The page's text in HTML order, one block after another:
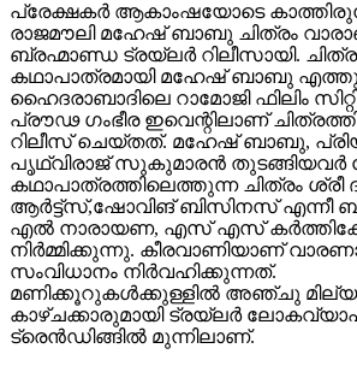
പ്രേക്ഷകർ ആകാംഷയോടെ
രാജമൗലി മഹേഷ് ബാബു ചിത്രം
ബ്രഹ്മാണ്ഡ ട്രയ്ലർ റിലീസായി.
കഥാപാത്രമായി മഹേഷ് ബാബു
ഹൈദരാബാദിലെ റാമോജി ഫിലിം
പ്രൗഢ ഗംഭീര ഇവെന്റിലാണ്
റിലീസ് ചെയ്തത്. മഹേഷ് ബാബു,
പൃഥ്വിരാജ് സുകുമാരൻ തുടങ്ങിയവർ
കഥാപാത്രത്തിലെത്തുന്ന ചിത്രം ശ്രീ
ആർട്ട്സ്,ഷോവിങ് ബിസിനസ് എന്നീ
എൽ നാരായണ, എസ് എസ്
നിർമ്മിക്കുന്നു. കീരവാണിയാണ്
സംവിധാനം നിർവഹിക്കുന്നത്.
മണിക്കൂറുകൾക്കുള്ളിൽ അഞ്ചു
കാഴ്ചക്കാരുമായി ട്രയ്ലർ
ട്രെൻഡിങ്ങിൽ മുന്നിലാണ്.